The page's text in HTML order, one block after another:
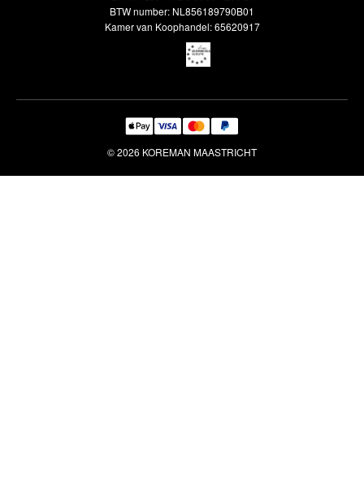
Veelgestelde vragenBTW number: NL856189790B01
Kamer van Koophandel: 65620917
© 2026 KOREMAN MAASTRICHT